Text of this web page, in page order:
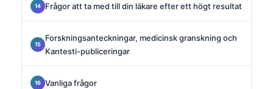
Frågor att ta med till din läkare efter ett högt resultat
Forskningsanteckningar, medicinsk granskning och
Kantesti-publiceringar
Vanliga frågor